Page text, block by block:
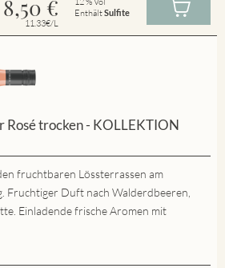
8,50 €
11.33€/L
EnthältSulfite
Rosé trocken - KOLLEKTION
fruchtbaren Lössterrassen am
Fruchtiger Duft nach Walderdbeeren,
Einladende frische Aromen mit